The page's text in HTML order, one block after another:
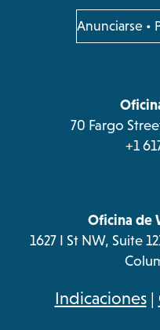
a
new
a
Anunciarse
in
tab
•
70 Fargo
+1
Oficina de
1627 I St NW, Suite
Indicaciones|